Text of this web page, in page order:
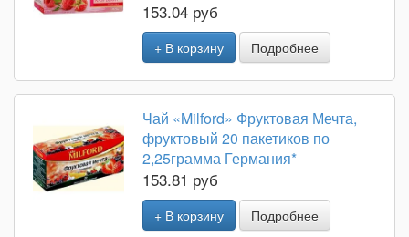
153.04 руб
+ В корзину Подробнее
Чай «Milford» Фруктовая Мечта,
фруктовый 20 пакетиков по
2,25грамма Германия*
153.81 руб
+ В корзину Подробнее